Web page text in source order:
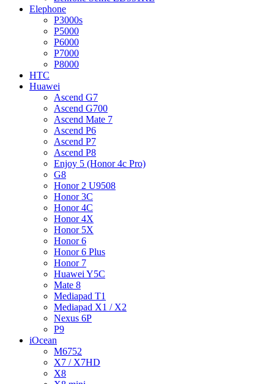
Elephone
P3000s
P5000
P6000
P7000
P8000
HTC
Huawei
Ascend G7
Ascend G700
Ascend Mate 7
Ascend P6
Ascend P7
Ascend P8
Enjoy 5 (Honor 4c Pro)
G8
Honor 2 U9508
Honor 3C
Honor 4C
Honor 4X
Honor 5X
Honor 6
Honor 6 Plus
Honor 7
Huawei Y5C
Mate 8
Mediapad T1
Mediapad X1 / X2
Nexus 6P
P9
iOcean
M6752
X7 / X7HD
X8